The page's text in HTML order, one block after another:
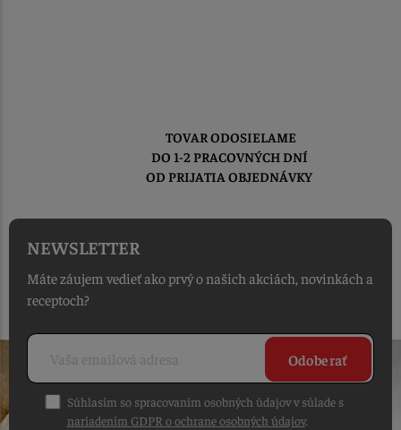
TOVAR ODOSIELAME
DO 1-2 PRACOVNÝCH DNÍ
OD PRIJATIA OBJEDNÁVKY
NEWSLETTER
Máte záujem vedieť ako prvý o našich akciách, novinkách a
receptoch?
Odoberať
Súhlasím so spracovaním osobných údajov v súlade s
nariadením GDPR o ochrane osobných údajov.